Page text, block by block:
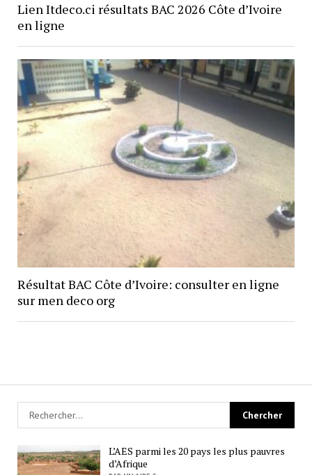
Lien Itdeco.ci résultats BAC 2026 Côte d’Ivoire
en ligne
Résultat BAC Côte d’Ivoire: consulter en ligne
sur men deco org
L’AES parmi les 20 pays les plus pauvres
d’Afrique